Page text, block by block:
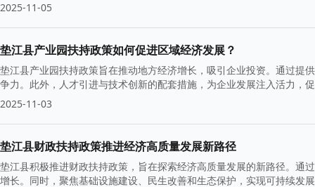
2025-11-05
垫江县产业园扶持政策如何促进区域经济发展？
垫江县产业园扶持政策旨在推动地方经济增长，吸引企业投资。通过提
争力。此外，人才引进与技术创新的配套措施，为企业发展注入活力，
2025-11-03
垫江县财政扶持政策推进经济高质量发展新路径
垫江县积极推进财政扶持政策，旨在探索经济高质量发展的新路径。通
增长。同时，聚焦基础设施建设、民生改善和生态保护，实现可持续发